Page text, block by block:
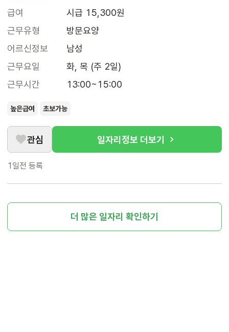
급여
시급 15,300원
근무유형
방문요양
어르신정보
남성
근무요일
화, 목 (주 2일)
근무시간
13:00~15:00
높은급여 초보가능
관심 일자리정보 더보기
1일전 등록
더 많은 일자리 확인하기